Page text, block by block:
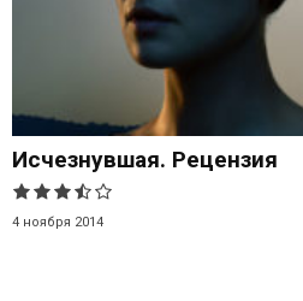
Исчезнувшая. Рецензия
4 ноября 2014